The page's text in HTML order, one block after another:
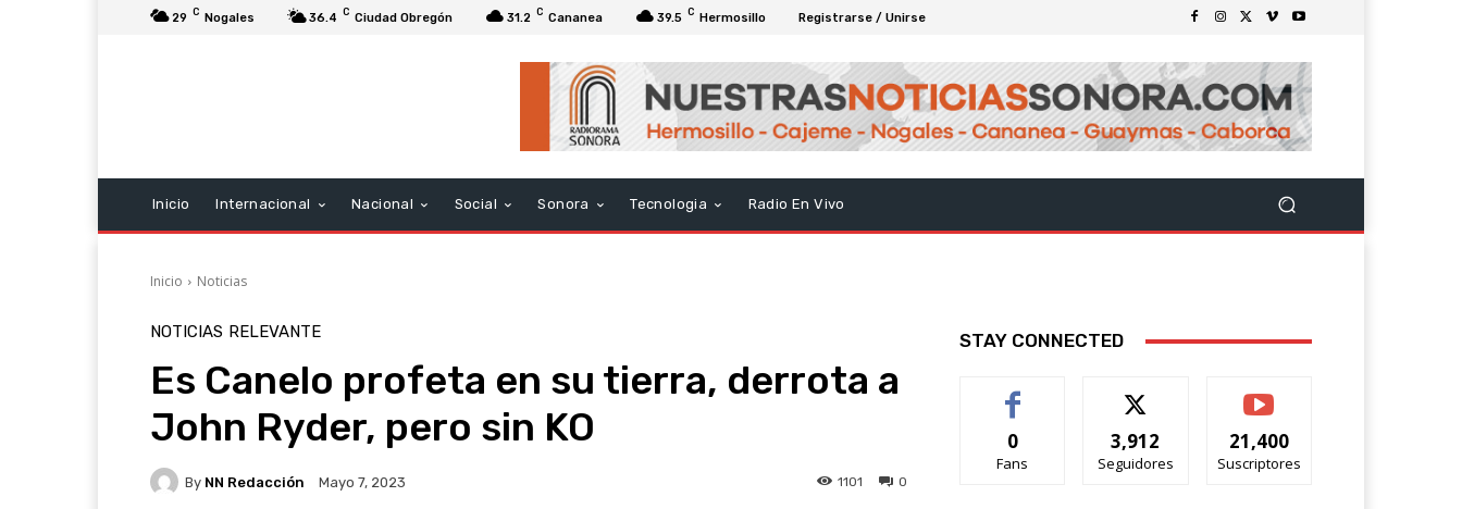
29 C Nogales 36.4 C Ciudad Obregón 31.2 C Cananea 39.5 C Hermosillo Registrarse / Unirse
Inicio Internacional Nacional Social Sonora Tecnologia Radio En Vivo
Inicio Noticias
NOTICIAS RELEVANTE
Es Canelo profeta en su tierra, derrota a
John Ryder, pero sin KO
By NN Redacción Mayo 7, 2023 0
1101
STAY CONNECTED
0
Fans
3,912
Seguidores
21,400
Suscriptores